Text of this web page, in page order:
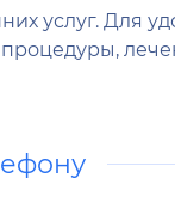
услуг. Для